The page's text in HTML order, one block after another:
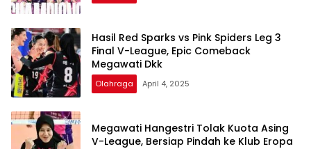
Hasil Red Sparks vs Pink Spiders Leg 3
Final V-League, Epic Comeback
Megawati Dkk
Olahraga April 4, 2025
Megawati Hangestri Tolak Kuota Asing
V-League, Bersiap Pindah ke Klub Eropa